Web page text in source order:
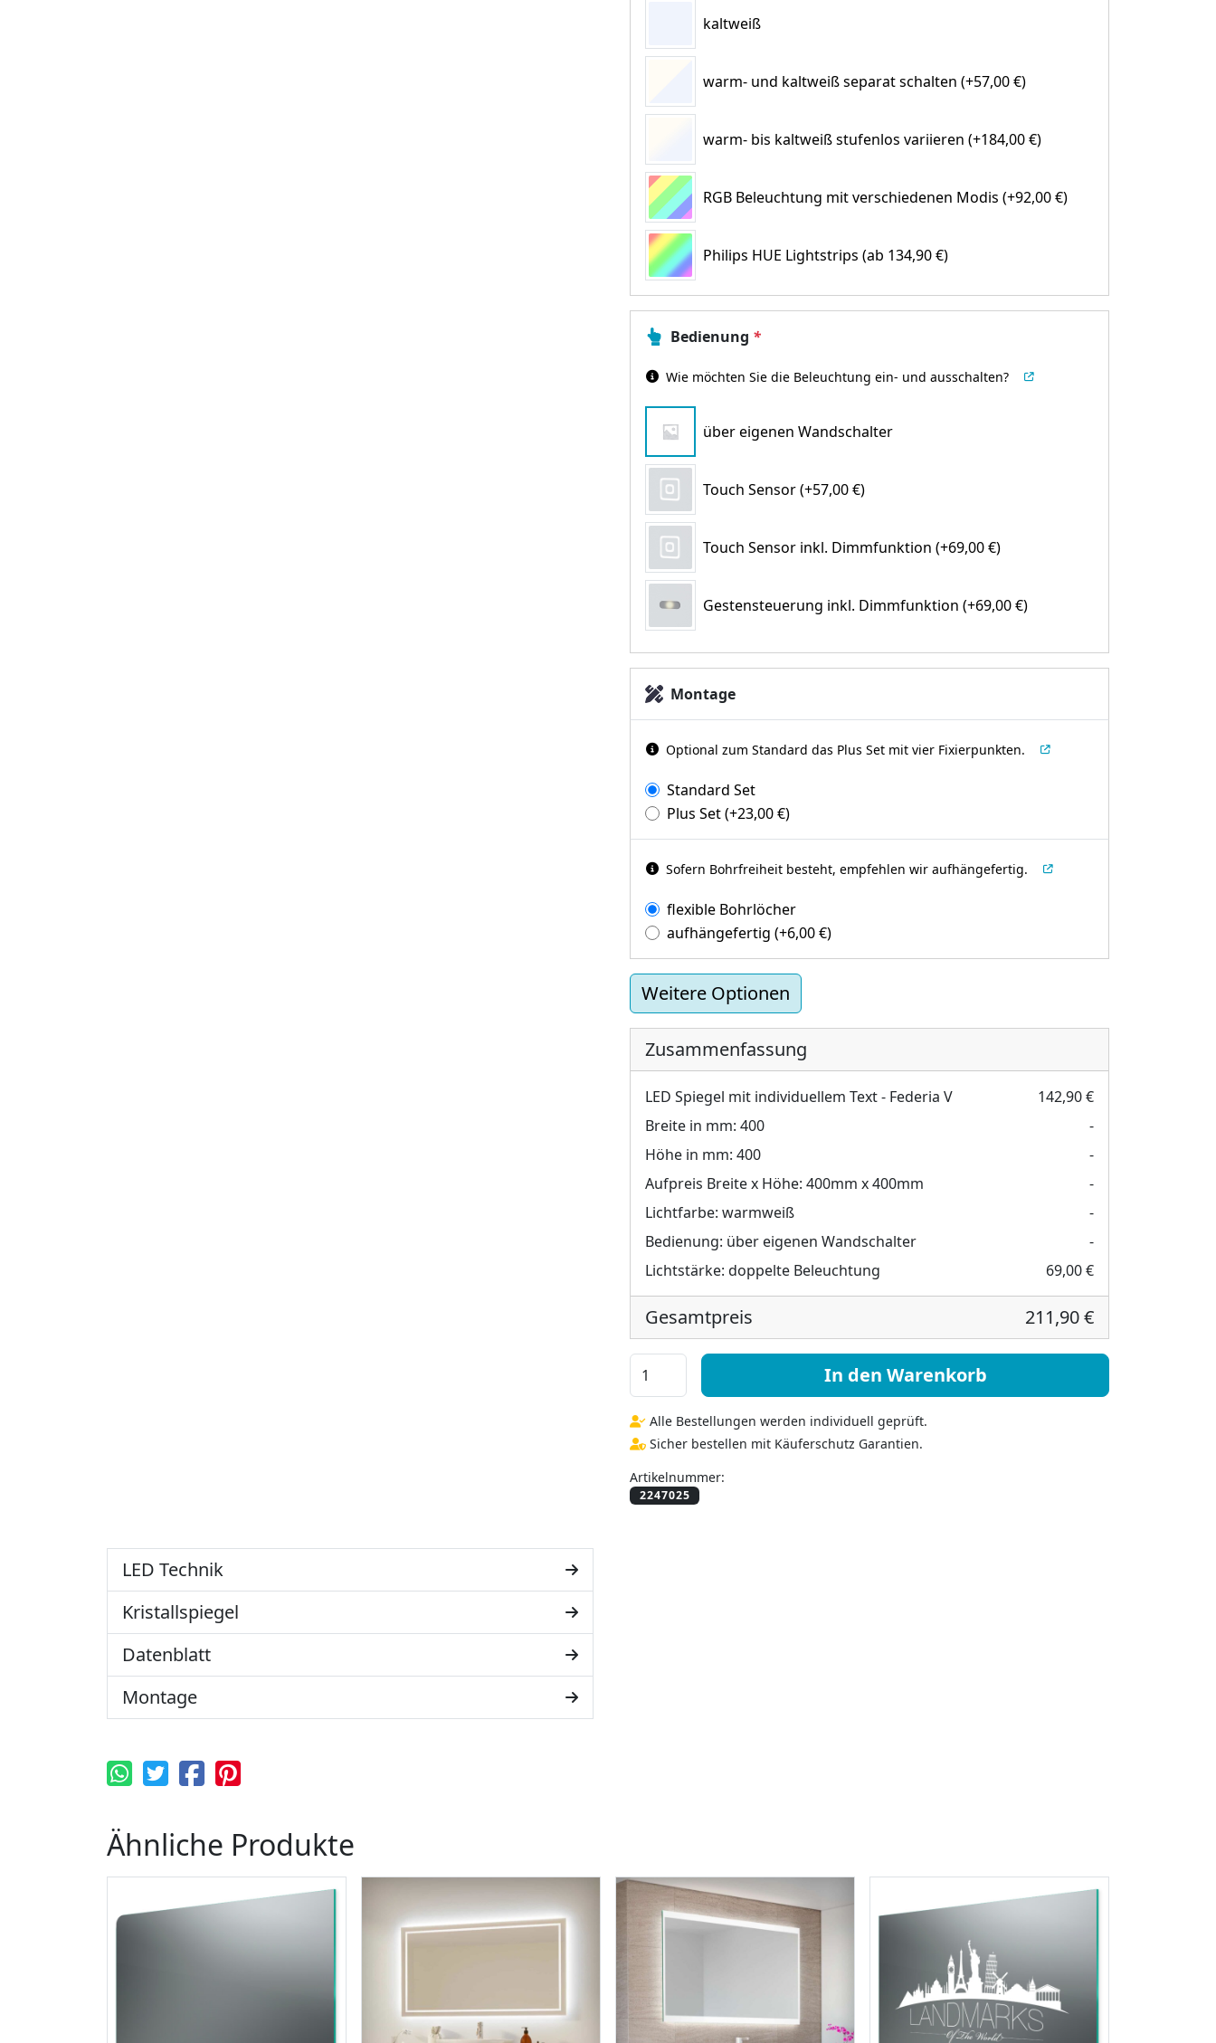
kaltweiß
warm- und kaltweiß separat schalten (+57,00 €)
warm- bis kaltweiß stufenlos variieren (+184,00 €)
RGB Beleuchtung mit verschiedenen Modis (+92,00 €)
Philips HUE Lightstrips (ab 134,90 €)
Bedienung *
Wie möchten Sie die Beleuchtung ein- und ausschalten?
über eigenen Wandschalter
Touch Sensor (+57,00 €)
Touch Sensor inkl. Dimmfunktion (+69,00 €)
Gestensteuerung inkl. Dimmfunktion (+69,00 €)
Montage
Optional zum Standard das Plus Set mit vier Fixierpunkten.
Standard Set
Plus Set(+23,00€)
Sofern Bohrfreiheit besteht, empfehlen wir aufhängefertig.
flexible Bohrlöcher
aufhängefertig (+6,00€)
Weitere Optionen
Zusammenfassung
LED Spiegel mit individuellem Text - Federia V
142,90 €
Breite in mm: 400
-
Höhe in mm: 400
-
Aufpreis Breite x Höhe: 400mm x 400mm
-
Lichtfarbe: warmweiß
-
Bedienung: über eigenen Wandschalter
-
Lichtstärke: doppelte Beleuchtung 69,00 €
Gesamtpreis 211,90 €
LED Spiegel mit individuellem Text - Federia V Menge
In den Warenkorb
Alle Bestellungen werden individuell geprüft.
Sicher bestellen mit Käuferschutz Garantien.
Artikelnummer:
LED Technik
Kristallspiegel
Datenblatt
Montage
Ähnliche Produkte